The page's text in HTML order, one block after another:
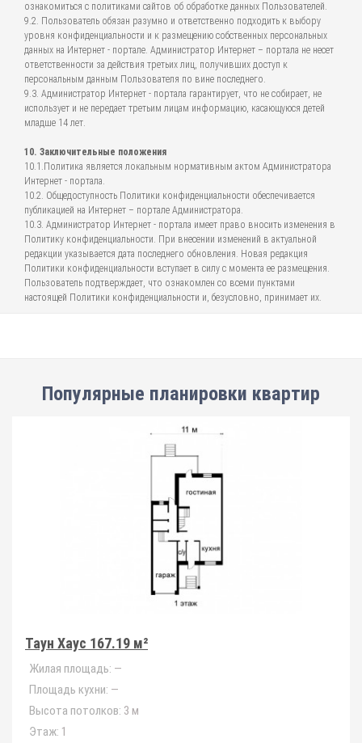
ознакомиться с политиками сайтов об обработке данных Пользователей.
9.2. Пользователь обязан разумно и ответственно подходить к выбору
уровня конфиденциальности и к размещению собственных персональных
данных на Интернет - портале. Администратор Интернет – портала не несет
ответственности за действия третьих лиц, получивших доступ к
персональным данным Пользователя по вине последнего.
9.3. Администратор Интернет - портала гарантирует, что не собирает, не
использует и не передает третьим лицам информацию, касающуюся детей
младше 14 лет.
10. Заключительные положения
10.1.Политика является локальным нормативным актом Администратора
Интернет - портала.
10.2. Общедоступность Политики конфиденциальности обеспечивается
публикацией на Интернет – портале Администратора.
10.3. Администратор Интернет - портала имеет право вносить изменения в
Политику конфиденциальности. При внесении изменений в актуальной
редакции указывается дата последнего обновления. Новая редакция
Политики конфиденциальности вступает в силу с момента ее размещения.
Пользователь подтверждает, что ознакомлен со всеми пунктами
настоящей Политики конфиденциальности и, безусловно, принимает их.
Популярные планировки квартир
Таун Хаус 167.19 м²
Жилая площадь: —
Площадь кухни: —
Высота потолков: 3 м
Этаж: 1